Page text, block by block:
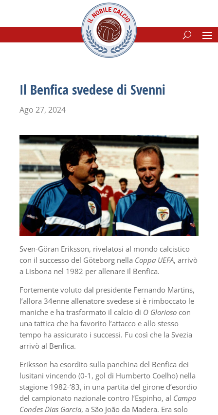
Il Benfica svedese di Svenni
Ago 27, 2024
Sven-Göran Eriksson, rivelatosi al mondo calcistico
con il successo del Göteborg nella Coppa UEFA, arrivò
a Lisbona nel 1982 per allenare il Benfica.
Fortemente voluto dal presidente Fernando Martins,
l’allora 34enne allenatore svedese si è rimboccato le
maniche e ha trasformato il calcio di O Glorioso con
una tattica che ha favorito l’attacco e allo stesso
tempo ha assicurato i successi. Fu così che la Svezia
arrivò al Benfica.
Eriksson ha esordito sulla panchina del Benfica dei
lusitani vincendo (0-1, gol di Humberto Coelho) nella
stagione 1982-‘83, in una partita del girone d’esordio
del campionato nazionale contro l’Espinho, al Campo
Condes Dias Garcia, a São João da Madera. Era solo